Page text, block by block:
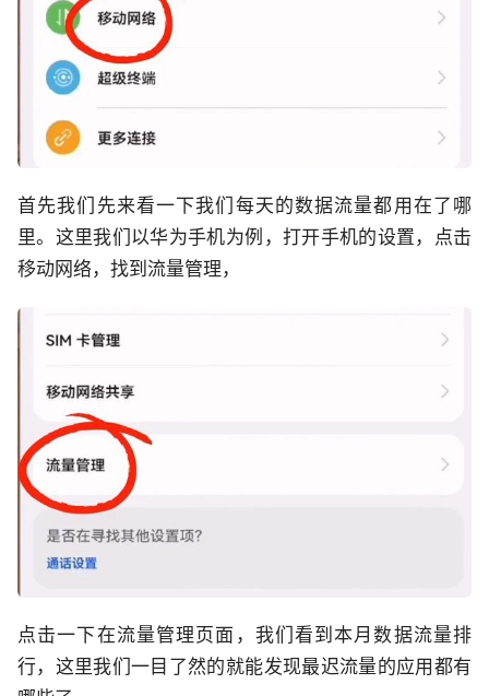
首先我们先来看一下我们每天的数据流量都用在了哪
里。这里我们以华为手机为例，打开手机的设置，点击
移动网络，找到流量管理，
点击一下在流量管理页面，我们看到本月数据流量排
行，这里我们一目了然的就能发现最迟流量的应用都有